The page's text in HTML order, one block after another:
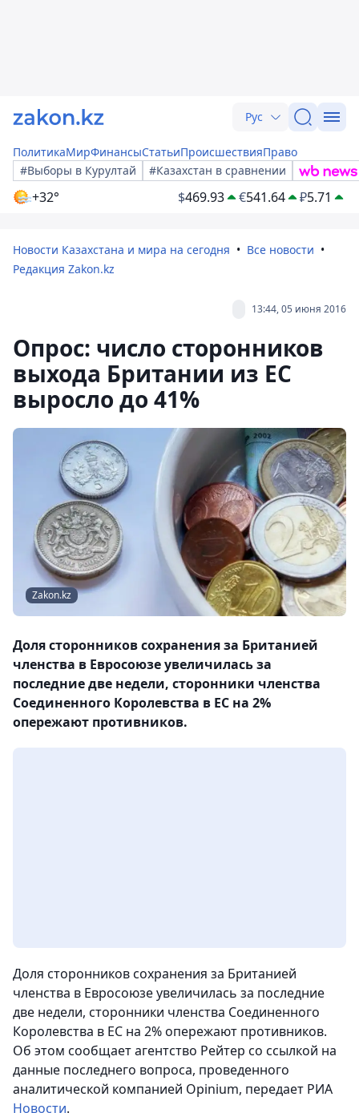
Рус
ПолитикаМирФинансыСтатьиПроисшествияПраво
#Выборы в Курултай
#Казахстан в сравнении
+32° $469.93 €541.64 ₽5.71
Новости Казахстана и мира на сегодня
Все новости
Редакция Zakon.kz
13:44, 05 июня 2016
Опрос: число сторонников
выхода Британии из ЕС
выросло до 41%
Zakon.kz
Доля сторонников сохранения за Британией
членства в Евросоюзе увеличилась за
последние две недели, сторонники членства
Соединенного Королевства в ЕС на 2%
опережают противников.
Доля сторонников сохранения за Британией
членства в Евросоюзе увеличилась за последние
две недели, сторонники членства Соединенного
Королевства в ЕС на 2% опережают противников.
Об этом сообщает агентство Рейтер со ссылкой на
данные последнего вопроса, проведенного
аналитической компанией Opinium, передает РИА
Новости.